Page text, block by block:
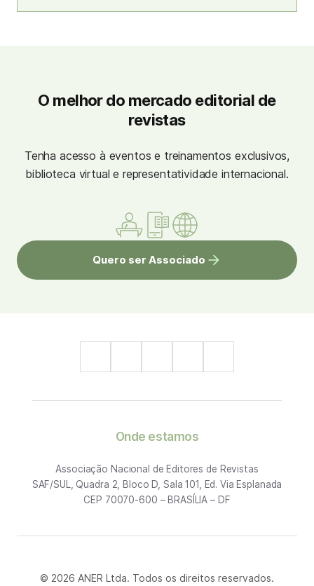
O melhor do mercado editorial de
revistas
Tenha acesso à eventos e treinamentos exclusivos,
biblioteca virtual e representatividade internacional.
Quero ser Associado
Onde estamos
Associação Nacional de Editores de Revistas
SAF/SUL, Quadra 2, Bloco D, Sala 101, Ed. Via Esplanada
CEP 70070-600 – BRASÍLIA – DF
© 2026 ANER Ltda. Todos os direitos reservados.